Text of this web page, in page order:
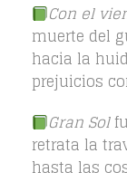
Con el
muerte del
hacia la
prejuicios
Gran Sol
retrata la
hasta las